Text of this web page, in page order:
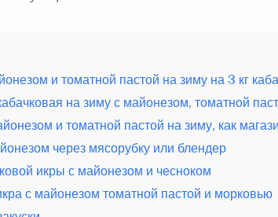
и томатной пастой на зиму на 3 кг
на зиму с майонезом, томатной
и томатной пастой на зиму, как
через мясорубку или блендер
икры с майонезом и чесноком
с майонезом томатной пастой и морковью